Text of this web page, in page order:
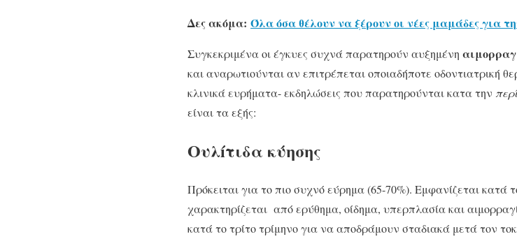
Δες ακόμα: Όλα όσα θέλουν να ξέρουν οι νέες μαμάδες για
Συγκεκριμένα οι έγκυες συχνά παρατηρούν αυξημένη
και αναρωτιούνται αν επιτρέπεται οποιαδήποτε οδοντιατρική
κλινικά ευρήματα- εκδηλώσεις που παρατηρούνται κατα την
είναι τα εξής:
Oυλíτιδα κύησης
Πρόκειται για το πιο συχνό εύρημα (65-70%). Εμφανίζεται κατά
χαρακτηρίζεται από ερύθημα, οίδημα, υπερπλασία και
κατά το τρίτο τρίμηνο για να αποδράμουν σταδιακά μετά τον